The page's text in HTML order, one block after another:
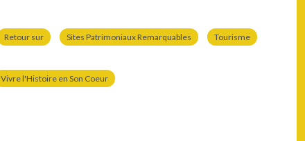
Retour sur Sites Patrimoniaux Remarquables Tourisme
Vivre l'Histoire en Son Coeur